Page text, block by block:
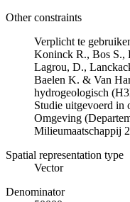
Other constraints
Verplicht te
Koninck R., Bos S.,
Lagrou, D.,
Baelen K. & Van
hydrogeologisch
Studie uitgevoerd in
Omgeving
Milieumaatschappij
Spatial representation type
Vector
Denominator